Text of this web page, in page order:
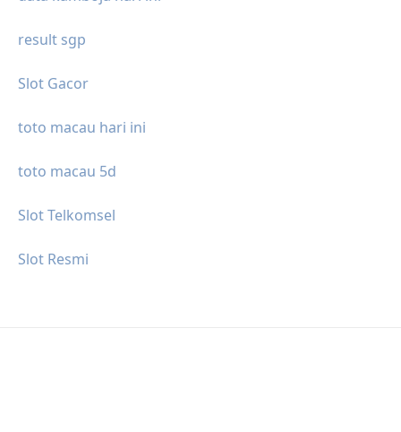
result sgp
Slot Gacor
toto macau hari ini
toto macau 5d
Slot Telkomsel
Slot Resmi